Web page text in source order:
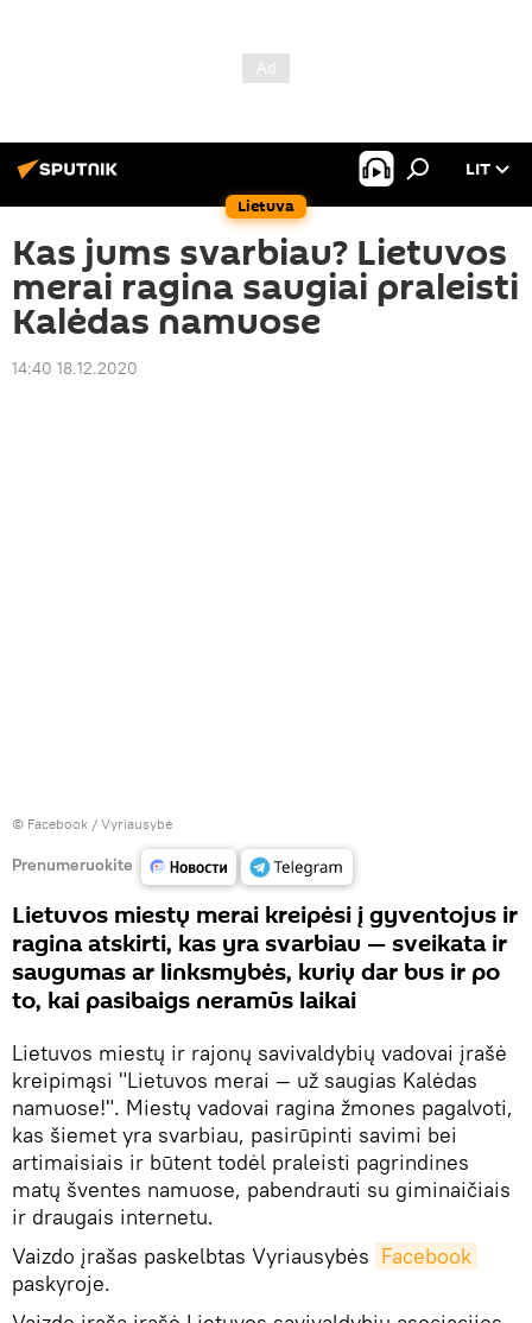
Lietuva
LIT
Kas jums svarbiau? Lietuvos
merai ragina saugiai praleisti
Kalėdas namuose
14:40 18.12.2020
© Facebook / Vyriausybė
Prenumeruokite
Lietuvos miestų merai kreipėsi į gyventojus ir
ragina atskirti, kas yra svarbiau — sveikata ir
saugumas ar linksmybės, kurių dar bus ir po
to, kai pasibaigs neramūs laikai
Lietuvos miestų ir rajonų savivaldybių vadovai įrašė
kreipimąsi "Lietuvos merai — už saugias Kalėdas
namuose!". Miestų vadovai ragina žmones pagalvoti,
kas šiemet yra svarbiau, pasirūpinti savimi bei
artimaisiais ir būtent todėl praleisti pagrindines
matų šventes namuose, pabendrauti su giminaičiais
ir draugais internetu.
Vaizdo įrašas paskelbtas Vyriausybės Facebook
paskyroje.